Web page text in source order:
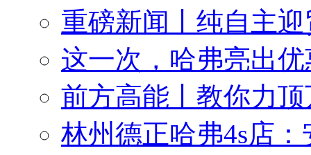
重磅新闻丨纯自主
这一次，哈弗亮出
前方高能丨教你力
林州德正哈弗4s店